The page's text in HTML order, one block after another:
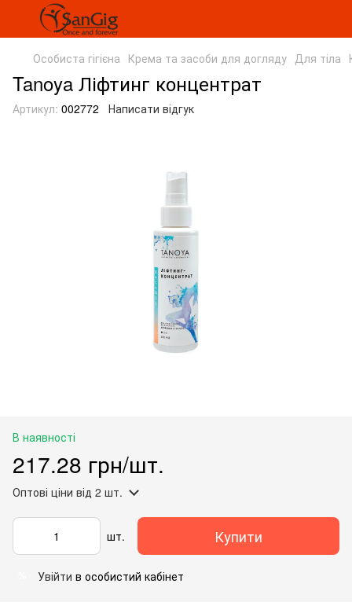
Особиста гігієна Крема та засоби для догляду Для тіла
Tanoya Ліфтинг концентрат
Артикул: 002772 Написати відгук
В наявності
217.28 грн/шт.
Оптові ціни від 2 шт.
шт. Купити
Увійти в особистий кабінет